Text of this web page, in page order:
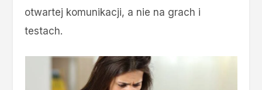
otwartej komunikacji, a nie na grach i
testach.